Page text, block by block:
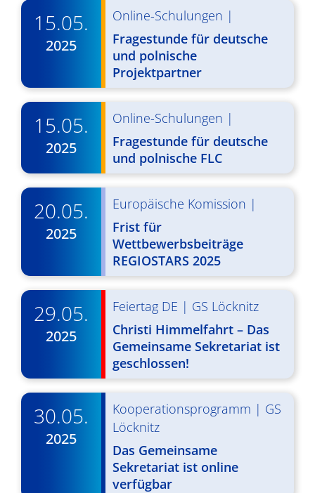
s
c
t
n
v
i
g
t
i
n
15.05.
2025
Online-Schulungen |
Fragestunde für deutsche
und polnische
Projektpartner
15.05.
2025
Online-Schulungen |
Fragestunde für deutsche
und polnische FLC
20.05.
2025
Europäische Komission |
Frist für
Wettbewerbsbeiträge
REGIOSTARS 2025
29.05.
2025
Feiertag DE | GS Löcknitz
Christi Himmelfahrt – Das
Gemeinsame Sekretariat ist
geschlossen!
30.05.
2025
Kooperationsprogramm | GS
Löcknitz
Das Gemeinsame
Sekretariat ist online
verfügbar